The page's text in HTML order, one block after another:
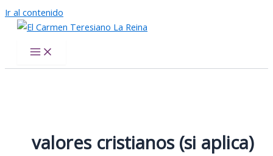
Ir al contenido
valores cristianos (si aplica)